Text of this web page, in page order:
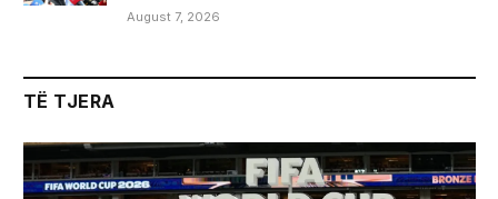
August 7, 2026
TË TJERA